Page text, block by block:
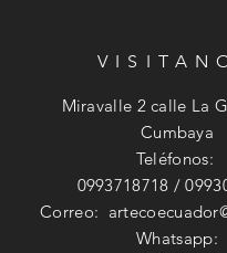
Miravalle 2 calle La
Cumbaya
Teléfonos:
0993718718 /
Correo:
Whatsapp: